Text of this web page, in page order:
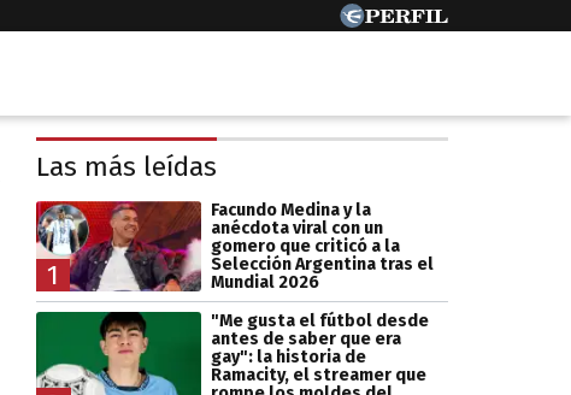
Las más leídas
1
Facundo Medina y la
anécdota viral con un
gomero que criticó a la
Selección Argentina tras el
Mundial 2026
"Me gusta el fútbol desde
antes de saber que era
gay": la historia de
Ramacity, el streamer que